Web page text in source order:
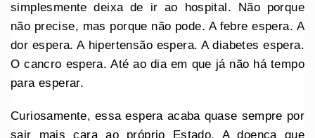
simplesmente deixa de ir ao hospital. Não porque
não precise, mas porque não pode. A febre espera. A
dor espera. A hipertensão espera. A diabetes espera.
O cancro espera. Até ao dia em que já não há tempo
para esperar.
Curiosamente, essa espera acaba quase sempre por
sair mais cara ao próprio Estado. A doença que